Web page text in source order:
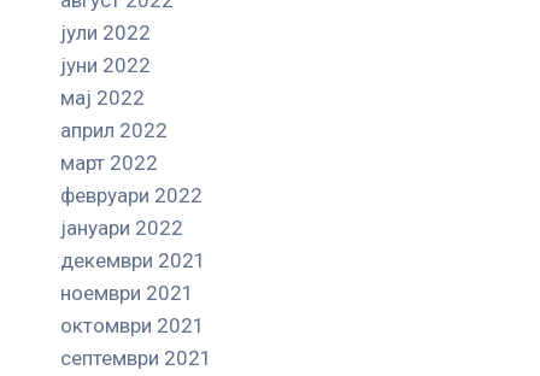
јули 2022
јуни 2022
мај 2022
април 2022
март 2022
февруари 2022
јануари 2022
декември 2021
ноември 2021
октомври 2021
септември 2021